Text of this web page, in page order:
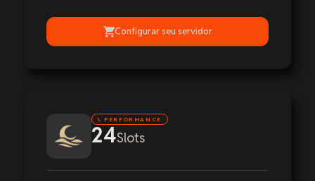
Configurar seu servidor
L PERFORMANCE
24Slots